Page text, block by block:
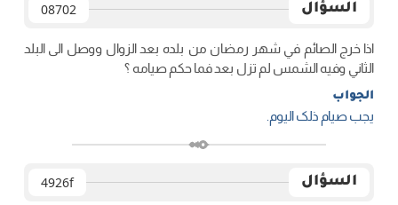
السؤال 08702
اذا خرج الصائم في شهر رمضان من بلده بعد الزوال ووصل الى البلد
الثاني وفيه الشمس لم تزل بعد فما حكم صيامه ؟
الجواب
یجب صیام ذلک الیوم.
السؤال 4926f